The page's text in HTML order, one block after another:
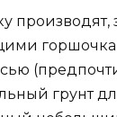
производят,
грунт